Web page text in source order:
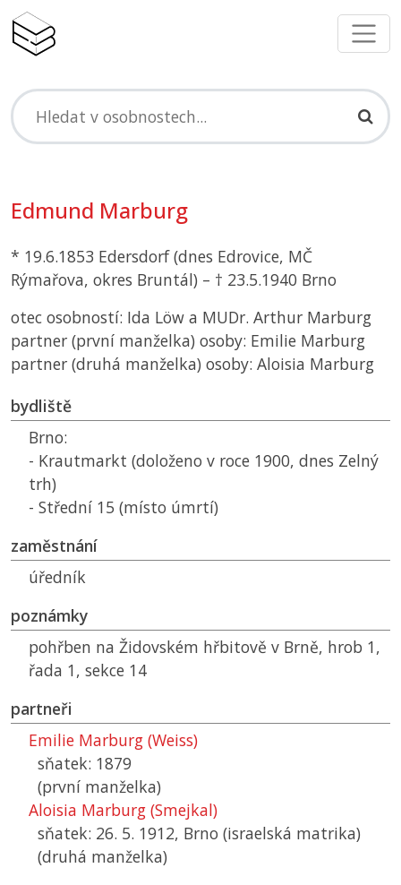
Edmund Marburg
* 19.6.1853 Edersdorf (dnes Edrovice, MČ
Rýmařova, okres Bruntál) – † 23.5.1940 Brno
otec osobností: Ida Löw a MUDr. Arthur Marburg
partner (první manželka) osoby: Emilie Marburg
partner (druhá manželka) osoby: Aloisia Marburg
bydliště
Brno:
- Krautmarkt (doloženo v roce 1900, dnes Zelný
trh)
- Střední 15 (místo úmrtí)
zaměstnání
úředník
poznámky
pohřben na Židovském hřbitově v Brně, hrob 1,
řada 1, sekce 14
partneři
Emilie Marburg (Weiss)
sňatek: 1879
(první manželka)
Aloisia Marburg (Smejkal)
sňatek: 26. 5. 1912, Brno (israelská matrika)
(druhá manželka)